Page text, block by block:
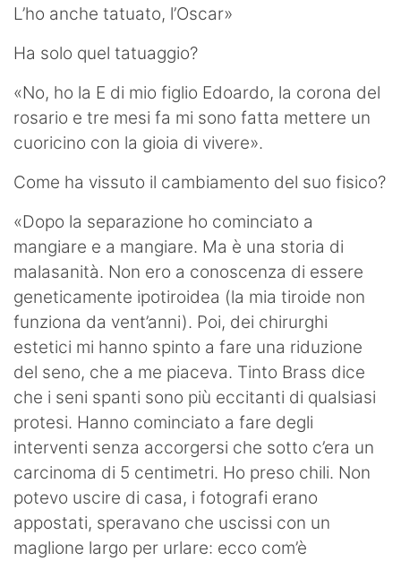
L’ho anche tatuato, l’Oscar»
Ha solo quel tatuaggio?
«No, ho la E di mio figlio Edoardo, la corona del
rosario e tre mesi fa mi sono fatta mettere un
cuoricino con la gioia di vivere».
Come ha vissuto il cambiamento del suo fisico?
«Dopo la separazione ho cominciato a
mangiare e a mangiare. Ma è una storia di
malasanità. Non ero a conoscenza di essere
geneticamente ipotiroidea (la mia tiroide non
funziona da vent’anni). Poi, dei chirurghi
estetici mi hanno spinto a fare una riduzione
del seno, che a me piaceva. Tinto Brass dice
che i seni spanti sono più eccitanti di qualsiasi
protesi. Hanno cominciato a fare degli
interventi senza accorgersi che sotto c’era un
carcinoma di 5 centimetri. Ho preso chili. Non
potevo uscire di casa, i fotografi erano
appostati, speravano che uscissi con un
maglione largo per urlare: ecco com’è